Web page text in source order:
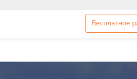
Бесплатное